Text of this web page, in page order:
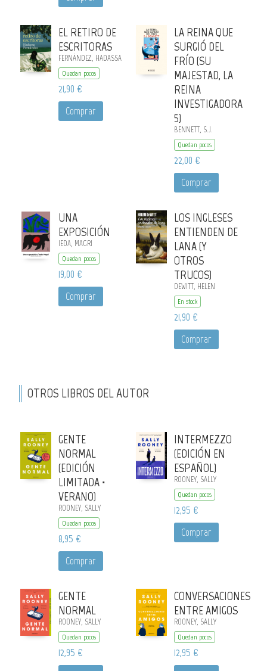
EL RETIRO DE
ESCRITORAS
FERNÁNDEZ, HADASSA
Quedan pocos
21,90 €
Comprar
LA REINA QUE
SURGIÓ DEL
FRÍO (SU
MAJESTAD, LA
REINA
INVESTIGADORA
5)
BENNETT, S.J.
Quedan pocos
22,00 €
Comprar
UNA
EXPOSICIÓN
IEDA, MAGRI
Quedan pocos
19,00 €
Comprar
LOS INGLESES
ENTIENDEN DE
LANA (Y
OTROS
TRUCOS)
DEWITT, HELEN
En stock
21,90 €
Comprar
OTROS LIBROS DEL AUTOR
GENTE
NORMAL
(EDICIÓN
LIMITADA ·
VERANO)
ROONEY, SALLY
Quedan pocos
8,95 €
Comprar
INTERMEZZO
(EDICIÓN EN
ESPAÑOL)
ROONEY, SALLY
Quedan pocos
12,95 €
Comprar
GENTE
NORMAL
ROONEY, SALLY
Quedan pocos
12,95 €
CONVERSACIONES
ENTRE AMIGOS
ROONEY, SALLY
Quedan pocos
12,95 €